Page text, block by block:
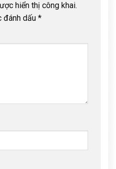
hiển thị công khai.
đánh dấu *